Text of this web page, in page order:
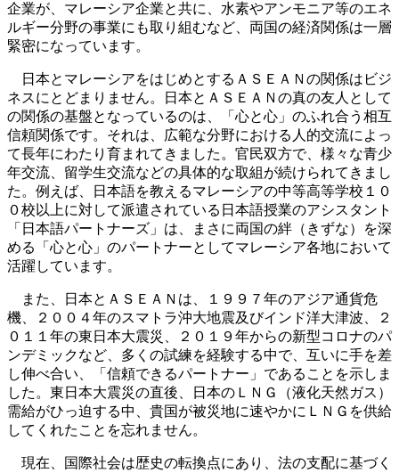
企業が、マレーシア企業と共に、水素やアンモニア等のエネ
ルギー分野の事業にも取り組むなど、両国の経済関係は一層
緊密になっています。
日本とマレーシアをはじめとするＡＳＥＡＮの関係はビジ
ネスにとどまりません。日本とＡＳＥＡＮの真の友人として
の関係の基盤となっているのは、「心と心」のふれ合う相互
信頼関係です。それは、広範な分野における人的交流によっ
て長年にわたり育まれてきました。官民双方で、様々な青少
年交流、留学生交流などの具体的な取組が続けられてきまし
た。例えば、日本語を教えるマレーシアの中等高等学校１０
０校以上に対して派遣されている日本語授業のアシスタント
「日本語パートナーズ」は、まさに両国の絆（きずな）を深
める「心と心」のパートナーとしてマレーシア各地において
活躍しています。
また、日本とＡＳＥＡＮは、１９９７年のアジア通貨危
機、２００４年のスマトラ沖大地震及びインド洋大津波、２
０１１年の東日本大震災、２０１９年からの新型コロナのパ
ンデミックなど、多くの試練を経験する中で、互いに手を差
し伸べ合い、「信頼できるパートナー」であることを示しま
した。東日本大震災の直後、日本のＬＮＧ（液化天然ガス）
需給がひっ迫する中、貴国が被災地に速やかにＬＮＧを供給
してくれたことを忘れません。
現在、国際社会は歴史の転換点にあり、法の支配に基づく